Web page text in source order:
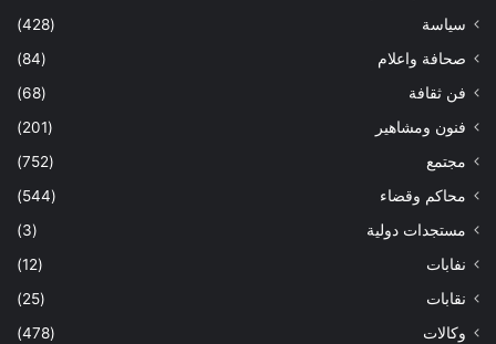
سياسة
(428)
صحافة واعلام
(84)
فن ثقافة
(68)
فنون ومشاهير
(201)
مجتمع
(752)
محاكم وقضاء
(544)
مستجدات دولية
(3)
نفابات
(12)
نقابات
(25)
وكالات
(478)